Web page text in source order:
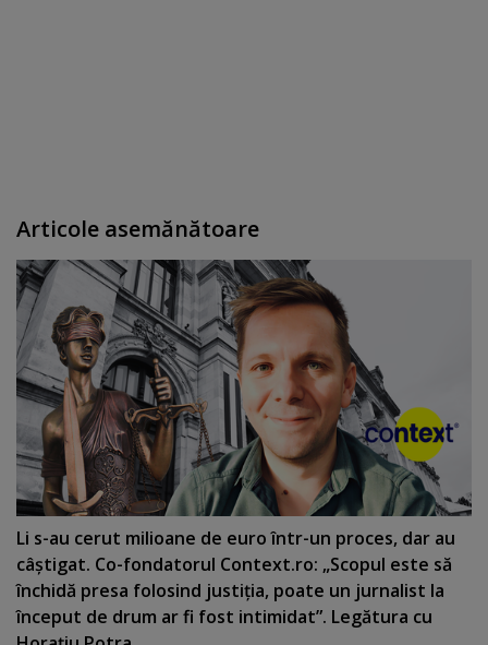
Articole asemănătoare
Li s-au cerut milioane de euro într-un proces, dar au
câştigat. Co-fondatorul Context.ro: „Scopul este să
închidă presa folosind justiţia, poate un jurnalist la
început de drum ar fi fost intimidat”. Legătura cu